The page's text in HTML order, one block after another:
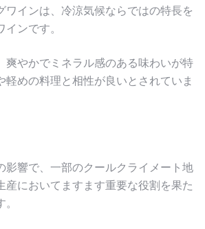
ワインは、冷涼気候ならではの特長を
ンです。
爽やかでミネラル感のある味わいが特
軽めの料理と相性が良いとされていま
影響で、一部のクールクライメート地
産においてますます重要な役割を果た